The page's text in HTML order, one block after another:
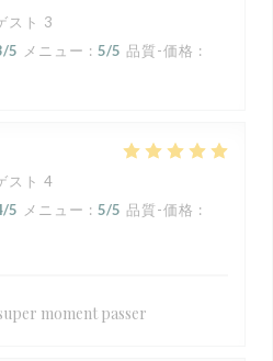
スト 3
/5 メニュー : 5/5 品質-価格 :
スト 4
/5 メニュー : 5/5 品質-価格 :
moment passer